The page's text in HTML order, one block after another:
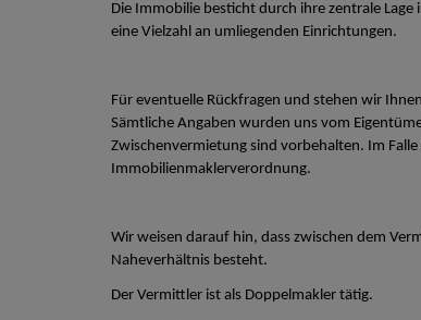
Die Immobilie besticht durch ihre zentrale
eine Vielzahl an umliegenden Einrichtungen.
Für eventuelle Rückfragen und stehen wir
Sämtliche Angaben wurden uns vom
Zwischenvermietung sind vorbehalten. Im
Immobilienmaklerverordnung.
Wir weisen darauf hin, dass zwischen dem
Naheverhältnis besteht.
Der Vermittler ist als Doppelmakler tätig.